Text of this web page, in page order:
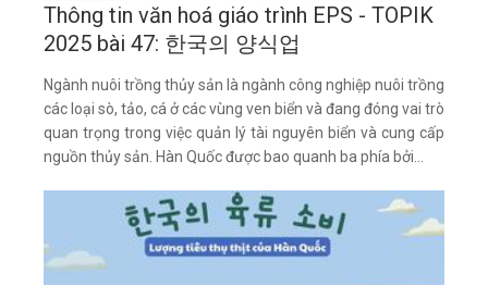
Thông tin văn hoá giáo trình EPS - TOPIK
2025 bài 47: 한국의 양식업
Ngành nuôi trồng thủy sản là ngành công nghiệp nuôi trồng
các loại sò, tảo, cá ở các vùng ven biển và đang đóng vai trò
quan trọng trong việc quản lý tài nguyên biển và cung cấp
nguồn thủy sản. Hàn Quốc được bao quanh ba phía bởi...